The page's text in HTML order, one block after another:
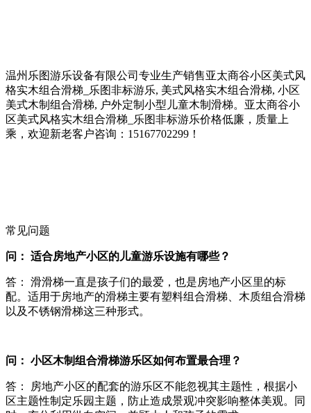
温州乐图游乐设备有限公司专业生产销售亚太商谷小区美式风
格实木组合滑梯_乐图非标游乐, 美式风格实木组合滑梯, 小区
美式木制组合滑梯, 户外定制小型儿童木制滑梯。亚太商谷小
区美式风格实木组合滑梯_乐图非标游乐价格低廉，质量上
乘，欢迎新老客户咨询：15167702299！
常见问题
问： 适合房地产小区的儿童游乐设施有哪些？
答： 滑滑梯一直是孩子们的最爱，也是房地产小区里的标
配。适用于房地产的滑梯主要有塑料组合滑梯、木质组合滑梯
以及不锈钢滑梯这三种形式。
问： 小区木制组合滑梯游乐区如何布置最合理？
答： 房地产小区的配套的游乐区不能忽视其主题性，根据小
区主题性制定乐园主题，防止造成景观冲突影响整体美观。同